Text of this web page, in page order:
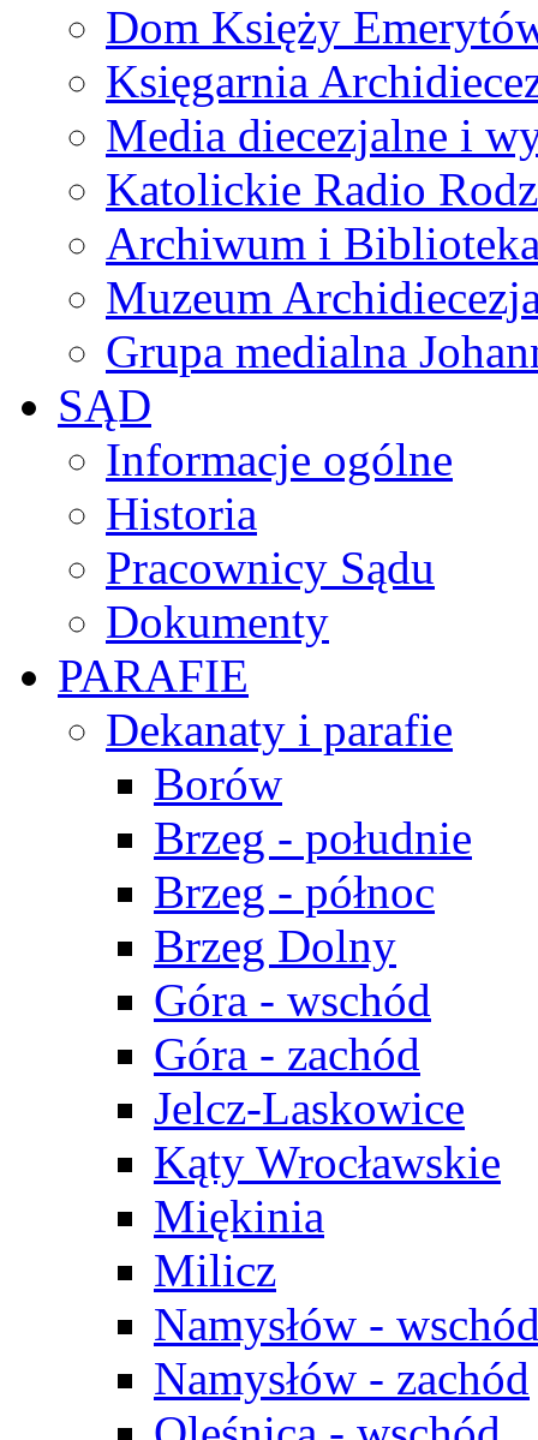
Dom Księży
Księgarnia
Media diecezjalne i
Katolickie Radio
Archiwum i
Muzeum
Grupa medialna
SĄD
Informacje ogólne
Historia
Pracownicy Sądu
Dokumenty
PARAFIE
Dekanaty i parafie
Borów
Brzeg - południe
Brzeg - północ
Brzeg Dolny
Góra - wschód
Góra - zachód
Jelcz-Laskowice
Kąty Wrocławskie
Miękinia
Milicz
Namysłów -
Namysłów - zachód